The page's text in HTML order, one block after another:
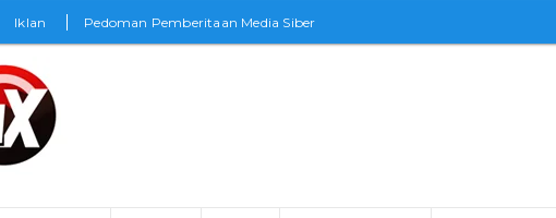
Iklan Pedoman Pemberitaan Media Siber